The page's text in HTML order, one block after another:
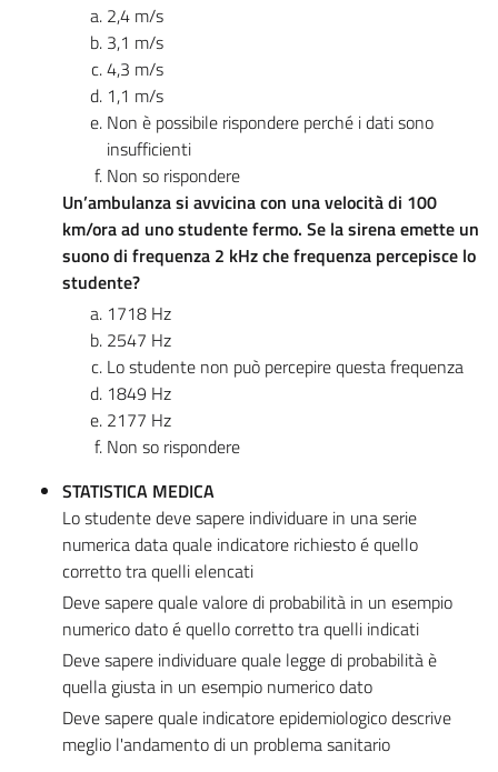
2,4 m/s
3,1 m/s
4,3 m/s
1,1 m/s
Non è possibile rispondere perché i dati sono
insufficienti
Non so rispondere
Un’ambulanza si avvicina con una velocità di 100
km/ora ad uno studente fermo. Se la sirena emette un
suono di frequenza 2 kHz che frequenza percepisce lo
studente?
1718 Hz
2547 Hz
Lo studente non può percepire questa frequenza
1849 Hz
2177 Hz
Non so rispondere
STATISTICA MEDICA
Lo studente deve sapere individuare in una serie
numerica data quale indicatore richiesto é quello
corretto tra quelli elencati
Deve sapere quale valore di probabilità in un esempio
numerico dato é quello corretto tra quelli indicati
Deve sapere individuare quale legge di probabilità è
quella giusta in un esempio numerico dato
Deve sapere quale indicatore epidemiologico descrive
meglio l'andamento di un problema sanitario